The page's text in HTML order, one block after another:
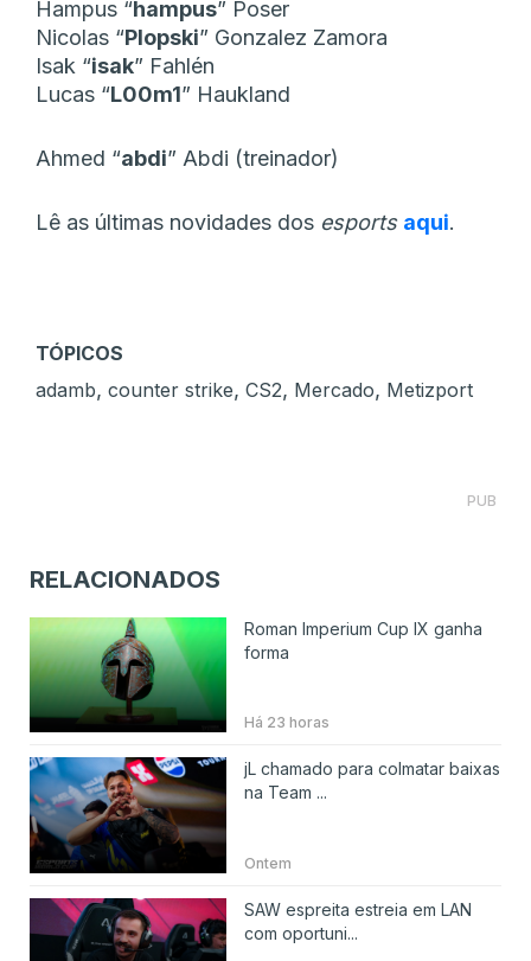
Hampus “⁠hampus⁠” Poser
Nicolas “⁠Plopski⁠” Gonzalez Zamora
Isak “⁠isak⁠” Fahlén
Lucas “⁠L00m1⁠” Haukland
Ahmed “⁠abdi⁠” Abdi (treinador)
Lê as últimas novidades dos esports aqui.
TÓPICOS
adamb, counter strike, CS2, Mercado, Metizport
PUB
RELACIONADOS
Roman Imperium Cup IX ganha
forma
Há 23 horas
jL chamado para colmatar baixas
na Team ...
Ontem
SAW espreita estreia em LAN
com oportuni...